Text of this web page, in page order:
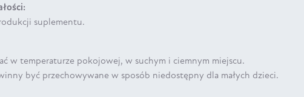
suplementu.
w temperaturze pokojowej, w suchym i ciemnym miejscu.
być przechowywane w sposób niedostępny dla małych dzieci.